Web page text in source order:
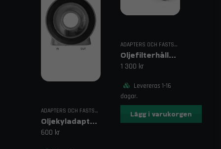
ADAPTERS OCH FASTSÄTTNING
Oljekyladapter M18
600 kr
ADAPTERS OCH FASTSÄTTNING
Oljefilterhållare för Dubbel Filterinstallation
1 300 kr
Levereras 1-16
dagar.
Lägg i varukorgen